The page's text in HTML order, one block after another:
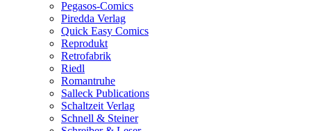
Pegasos-Comics
Piredda Verlag
Quick Easy Comics
Reprodukt
Retrofabrik
Riedl
Romantruhe
Salleck Publications
Schaltzeit Verlag
Schnell & Steiner